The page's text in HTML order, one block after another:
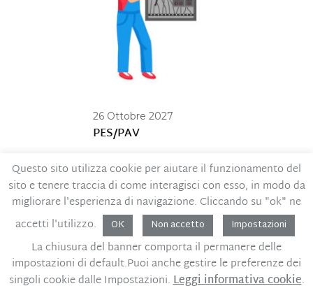
26 Ottobre 2027
PES/PAV
Contatti
Privacy Policy
Codice Etico
MOG – Parte generale
Whistleblowing
Sviluppo PMI P.IVA - C.F. 02450600396 Design:
Pullover
Questo sito utilizza cookie per aiutare il funzionamento del
sito e tenere traccia di come interagisci con esso, in modo da
migliorare l'esperienza di navigazione. Cliccando su "ok" ne
accetti l'utilizzo.
OK Non accetto Impostazioni
La chiusura del banner comporta il permanere delle
impostazioni di default.Puoi anche gestire le preferenze dei
singoli cookie dalle Impostazioni.Leggi informativa cookie.